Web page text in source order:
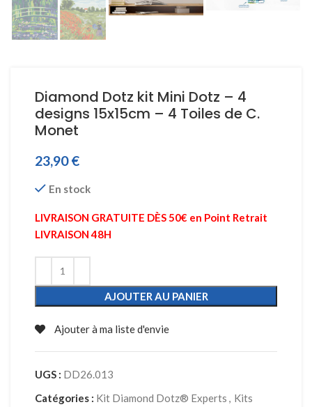
Diamond Dotz kit Mini Dotz – 4
designs 15x15cm – 4 Toiles de C.
Monet
23,90€
En stock
LIVRAISON GRATUITE DÈS 50€ en Point Retrait
LIVRAISON 48H
AJOUTER AU PANIER
Ajouter à ma liste d'envie
UGS : DD26.013
Catégories : Kit Diamond Dotz® Experts , Kits